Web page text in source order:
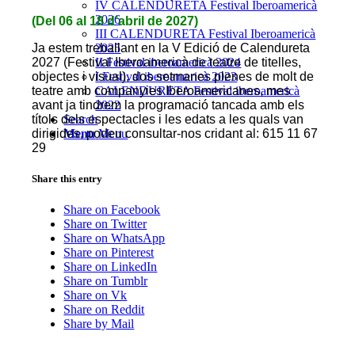
IV CALENDURETA Festival Iberoamericà
2026
III CALENDURETA Festival Iberoamericà
2025
II Festival iberoamericà 2024
I Festival iberoamericà 2023
CALENDURETA Festival iberoamericà
2022
Search
Menu Menu
(Del 06 al 18 d’abril de 2027)
Ja estem treballant en la V Edició de Calendureta
2027 (Festival Iberoamericà de teatre de titelles,
objectes i visual), dos setmanes plenes de molt de
teatre amb companyies Iberoamericanes, mes
avant ja tindrem la programació tancada amb els
títols dels espectacles i les edats a les quals van
dirigides, podeu consultar-nos cridant al: 615 11 67
29
Share this entry
Share on Facebook
Share on Twitter
Share on WhatsApp
Share on Pinterest
Share on LinkedIn
Share on Tumblr
Share on Vk
Share on Reddit
Share by Mail